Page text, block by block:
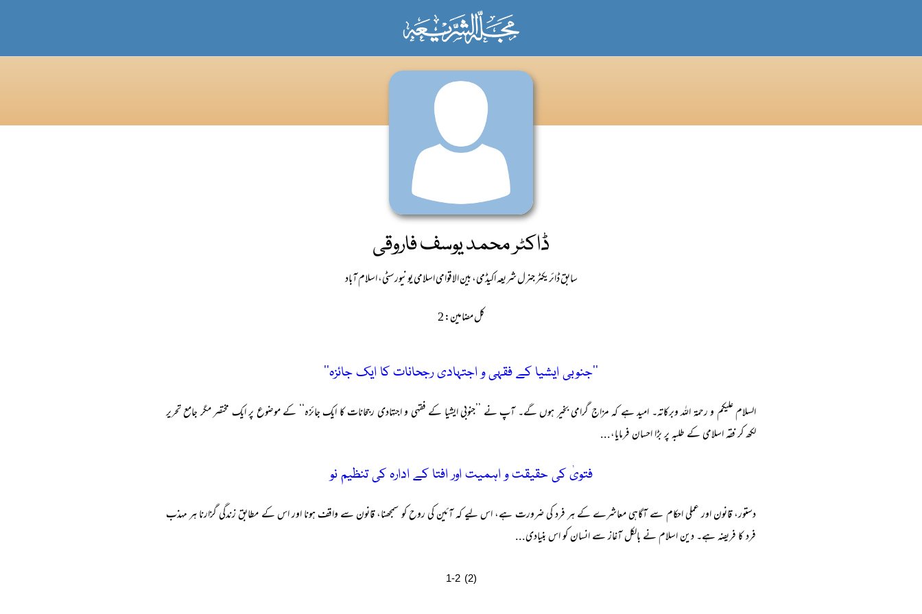
ڈاکٹر محمد یوسف فاروقی
سابق ڈائریکٹر جنرل شریعہ اکیڈمی، بین الاقوامی اسلامی یونیورسٹی، اسلام آباد
کل مضامین: 2
’’جنوبی ایشیا کے فقہی و اجتہادی رجحانات کا ایک جائزہ‘‘
السلام علیکم و رحمۃ اللہ وبركاتہ۔ امید ہے کہ مزاج گرامی بخیر ہوں گے۔ آپ نے ’’جنوبی ایشیا کے فقہی و اجتہادی رجحانات کا ایک جائزہ‘‘ کے موضوع پر ایک مختصر مگر جامع تحریر
لکھ کر فقہ اسلامی کے طلبہ پر بڑا احسان فرمایا،...
فتویٰ کی حقیقت و اہمیت اور افتا کے ادارہ کی تنظیم نو
دستور، قانون اور عملی احکام سے آگاہی معاشرے کے ہر فرد کی ضرورت ہے، اس لیے کہ آئین کی روح کو سمجھنا، قانون سے واقف ہونا اور اس کے مطابق زندگی گزارنا ہر مہذب
فرد کا فریضہ ہے۔ دین اسلام نے بالکل آغاز سے انسان کو اس بنیادی...
1-2 (2)